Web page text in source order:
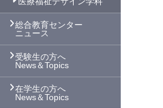
総合教育センター
ニュース
受験生の方へ
News＆Topics
在学生の方へ
News＆Topics